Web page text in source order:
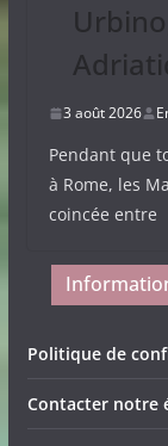
3 août 2026
Pendant que
à Rome, les
coincée entre
Politique de
Contacter notre